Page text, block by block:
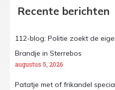
Recente berichten
112-blog: Politie zoekt de
Brandje in Sterrebos
augustus 5, 2026
Patatje met of frikandel